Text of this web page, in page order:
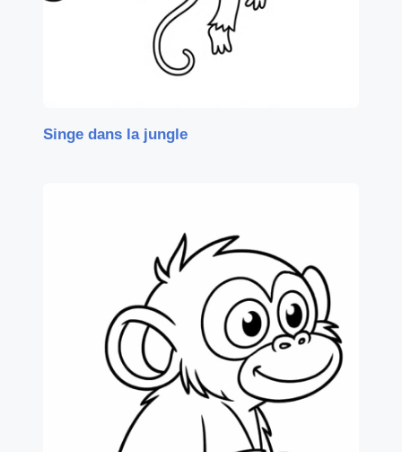
Singe dans la jungle